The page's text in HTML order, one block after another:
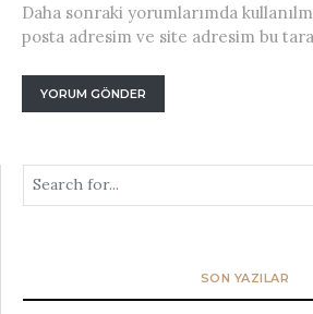
Daha sonraki yorumlarımda
posta adresim ve site adresim bu
SON YAZILAR